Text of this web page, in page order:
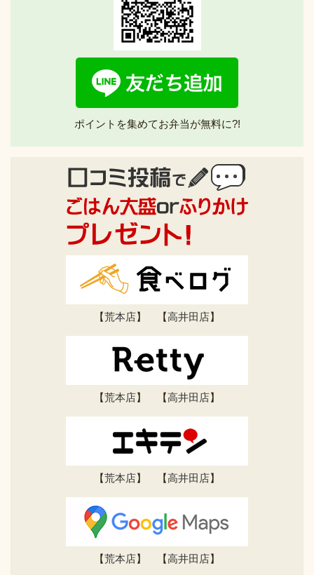
ポイントを集めてお弁当が無料に?!
【荒本店】 【高井田店】
【荒本店】 【高井田店】
【荒本店】 【高井田店】
【荒本店】 【高井田店】